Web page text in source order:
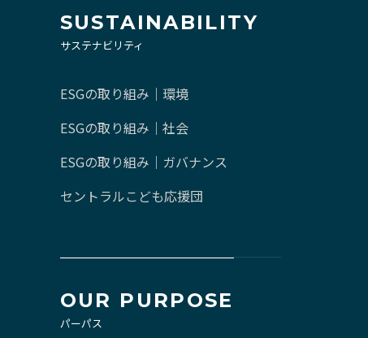
SUSTAINABILITY
サステナビリティ
ESGの取り組み｜環境
ESGの取り組み｜社会
ESGの取り組み｜ガバナンス
セントラルこども応援団
OUR PURPOSE
パーパス